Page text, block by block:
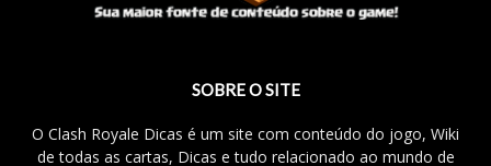
SOBRE O SITE
O Clash Royale Dicas é um site com conteúdo do jogo, Wiki
de todas as cartas, Dicas e tudo relacionado ao mundo de